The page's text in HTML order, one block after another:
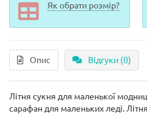
Як обрати розмір?
Опис Відгуки (0)
Літня сукня для маленької
сарафан для маленьких леді.